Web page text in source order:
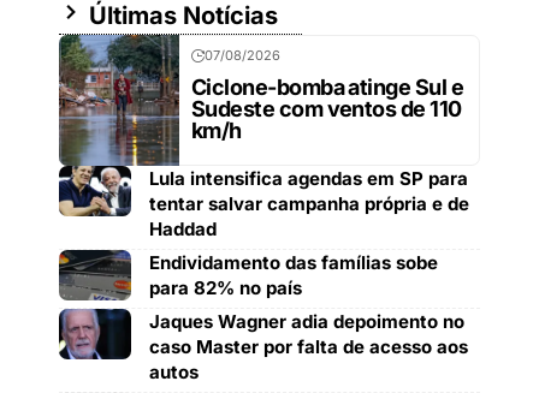
Últimas Notícias
07/08/2026
Ciclone-bomba atinge Sul e
Sudeste com ventos de 110
km/h
Lula intensifica agendas em SP para
tentar salvar campanha própria e de
Haddad
Endividamento das famílias sobe
para 82% no país
Jaques Wagner adia depoimento no
caso Master por falta de acesso aos
autos